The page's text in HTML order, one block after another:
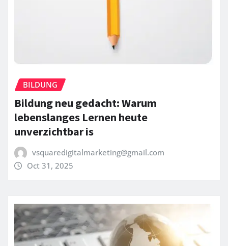
BILDUNG
Bildung neu gedacht: Warum
lebenslanges Lernen heute
unverzichtbar is
vsquaredigitalmarketing@gmail.com
Oct 31, 2025